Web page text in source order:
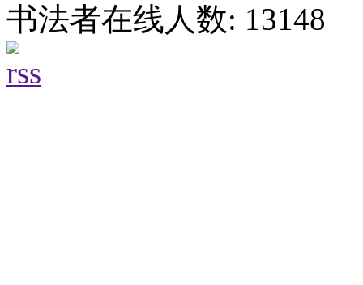
书法者在线人数: 13148